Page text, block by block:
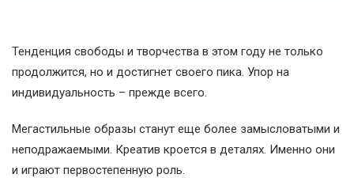
Тенденция свободы и творчества в этом году не только
продолжится, но и достигнет своего пика. Упор на
индивидуальность – прежде всего.
Мегастильные образы станут еще более замысловатыми и
неподражаемыми. Креатив кроется в деталях. Именно они
и играют первостепенную роль.